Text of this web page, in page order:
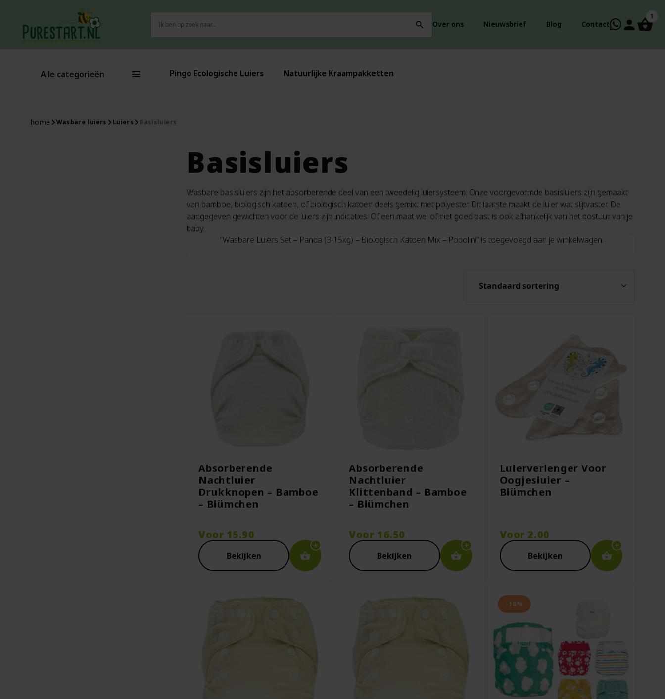
naar:
search Over ons Nieuwsbrief Blog Contact person
1
Alle categorieën Pingo Ecologische Luiers Natuurlijke Kraampakketten
home Wasbare luiers Luiers Basisluiers
Basisluiers
Wasbare basisluiers zijn het absorberende deel van een tweedelig luiersysteem. Onze voorgevormde basisluiers zijn gemaakt
van bamboe, biologisch katoen, of biologisch katoen deels gemixt met polyester. Dit laatste maakt de luier wat slijtvaster. De
aangegeven gewichten voor de luiers zijn indicaties. Of een maat wel of niet goed past is ook afhankelijk van het postuur van je
baby.
“Wasbare Luiers Set – Panda (3-15kg) – Biologisch Katoen Mix – Popolini” is toegevoegd aan je winkelwagen.
Absorberende
Nachtluier
Drukknopen – Bamboe
– Blümchen
Voor 15.90
Bekijken
Absorberende
Nachtluier
Klittenband – Bamboe
– Blümchen
Voor 16.50
Bekijken
Luierverlenger Voor
Oogjesluier –
Blümchen
Voor 2.00
Bekijken
-10%